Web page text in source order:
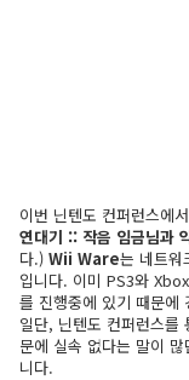
이번 닌텐도 컨퍼런스에
연대기 :: 작음 임금님과
다.) Wii Ware는 네트워
입니다. 이미 PS3와
를 진행중에 있기 때문에
일단, 닌텐도 컨퍼런스
문에 실속 없다는 말이
니다.